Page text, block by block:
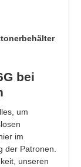
bei
um
im
der Patronen.
unseren